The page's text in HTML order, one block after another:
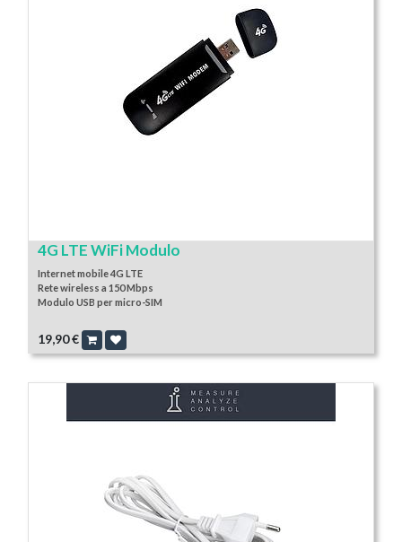
4G LTE WiFi Modulo
Internet mobile 4G LTE
Rete wireless a 150 Mbps
Modulo USB per micro-SIM
19,90€